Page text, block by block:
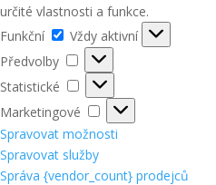
určité vlastnosti a funkce.
Funkční
Funkční
Vždy aktivní
Předvolby
Předvolby
Statistické
Statistické
Marketingové
Marketingové
Spravovat možnosti
Spravovat služby
Správa {vendor_count} prodejců